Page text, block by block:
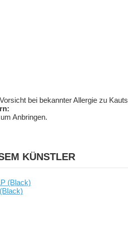
bei bekannter Allergie zu
Anbringen.
KÜNSTLER